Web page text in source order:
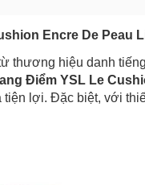
Encre De Peau
thương hiệu danh tiếng
Điểm YSL Le
lợi. Đặc biệt, với